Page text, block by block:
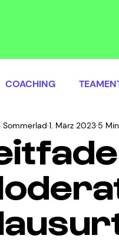
COACHING
Sommerlad 1. März 2023 5